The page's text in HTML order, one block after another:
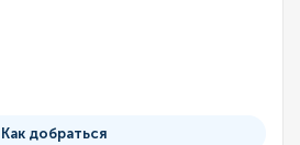
Как добраться